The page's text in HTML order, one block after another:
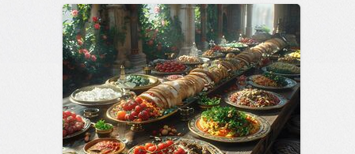
позитива!00:2907 авг 2026